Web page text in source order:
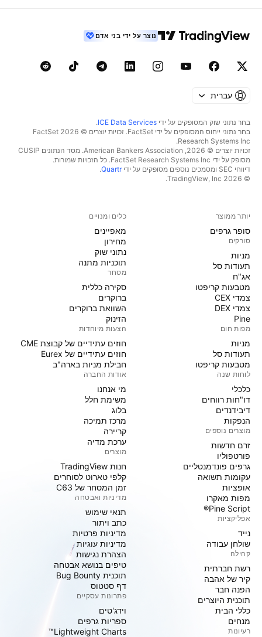
נוצר על ידי בני אדם
עברית
בחר נתוני שוק המסופקים על ידי ICE Data Services
.
בחר נתוני ייחוס המסופקים על ידי FactSet. זכויות יוצרים © 2026 ‏FactSet
Research Systems Inc.‏
זכויות יוצרים © 2026, ‏American Bankers Association. מסד הנתונים CUSIP
מסופק על ידי FactSet Research Systems Inc. כל הזכויות שמורות.
דיווחי SEC ומסמכים נוספים מסופקים על ידי
Quartr
.
© 2026 ‏TradingView, Inc.‏
יותר ממוצר
סופר גרפים
סורקים
מניות‏
תעודות סל
אג"ח
מטבעות קריפטו
צמדי CEX
צמדי DEX
Pine
מפות חום
מניות‏
תעודות סל
מטבעות קריפטו
לוחות שנה
כלכלי
דו"חות רווחים
דיבידנדים
הנפקות
מוצרים נוספים
זרם חדשות
פורטפוליו
גרפים פונדמנטליים
עקומות תשואה
אופציות
מפות מאקרו
Pine Script®
אפליקציות
נייד
שולחן עבודה
קהילה
רשת חברתית
קיר של אהבה
הפנה חבר
תוכנית היוצרים
כללי הבית
מנחים
רעיונות
כלים ומנויים
מאפיינים
מחירון
נתוני שוק
תוכניות מתנה
מסחר
סקירה כללית
ברוקרים
השוואת ברוקרים
הזינוק
הצעות מיוחדות
חוזים עתידיים של קבוצת CME
חוזים עתידיים של Eurex
חבילת מניות בארה"ב
אודות החברה
מי אנחנו
משימת חלל
בלוג
מרכז תמיכה
קריירה
ערכת מדיה
מוצרים
חנות TradingView
קלפי טארוט לסוחרים
זמן המסחר של C63
מדיניות ואבטחה
תנאי שימוש
כתב ויתור
מדיניות פרטיות
מדיניות עוגיות
הצהרת נגישות
טיפים בנושא אבטחה
תוכנית Bug Bounty
דף סטטוס
פתרונות עסקיים
וידג'טים
ספריות גרפים
Lightweight Charts™